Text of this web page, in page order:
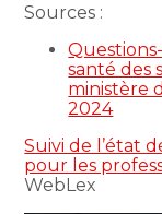
Sources :
santé des
ministère
2024
Suivi de l’état
pour les
WebLex